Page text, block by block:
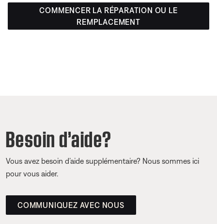
COMMENCER LA RÉPARATION OU LE
REMPLACEMENT
Besoin d’aide?
Vous avez besoin d’aide supplémentaire? Nous sommes ici
pour vous aider.
COMMUNIQUEZ AVEC NOUS